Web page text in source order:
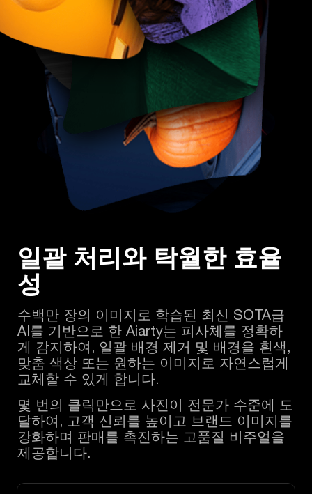
일괄 처리와 탁월한 효율
성
수백만 장의 이미지로 학습된 최신 SOTA급
AI를 기반으로 한 Aiarty는 피사체를 정확하
게 감지하여, 일괄 배경 제거 및 배경을 흰색,
맞춤 색상 또는 원하는 이미지로 자연스럽게
교체할 수 있게 합니다.
몇 번의 클릭만으로 사진이 전문가 수준에 도
달하여, 고객 신뢰를 높이고 브랜드 이미지를
강화하며 판매를 촉진하는 고품질 비주얼을
제공합니다.